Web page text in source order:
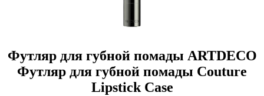
Футляр для губной помады ARTDECO
Футляр для губной помады Couture
Lipstick Case